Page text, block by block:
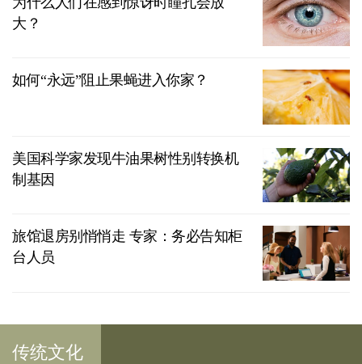
大？
如何“永远”阻止果蝇进入你家？
美国科学家发现牛油果树性别转换机
制基因
旅馆退房别悄悄走 专家：务必告知柜
台人员
传统文化